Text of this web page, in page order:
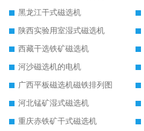
黑龙江干式磁选机
陕西实验用室湿式磁选机
西藏干选铁矿磁选机
河沙磁选机的电机
广西平板磁选机磁铁排列图
河北锰矿湿式磁选机
重庆赤铁矿干式磁选机